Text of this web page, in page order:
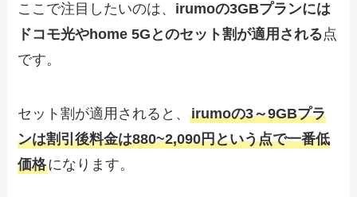
ここで注目したいのは、 irumoの3GBプランには
ドコモ光やhome 5Gとのセット割が適用される点
です。
セット割が適用されると、irumoの3～9GBプラ
ンは割引後料金は880~2,090円という点で一番低
価格になります。